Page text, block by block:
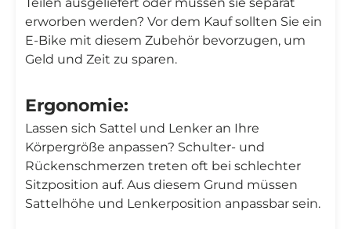
erworben werden? Vor dem Kauf sollten Sie ein
E-Bike mit diesem Zubehör bevorzugen, um
Geld und Zeit zu sparen.
Ergonomie:
Lassen sich Sattel und Lenker an Ihre
Körpergröße anpassen? Schulter- und
Rückenschmerzen treten oft bei schlechter
Sitzposition auf. Aus diesem Grund müssen
Sattelhöhe und Lenkerposition anpassbar sein.